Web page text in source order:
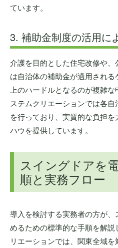
ています。
3. 補助金制度の活用に
介護を目的とした住宅改修や
は自治体の補助金が適用され
上のハードルとなるのが複雑
ステムクリエーションでは各
を行っており、実質的な負担
ハウを提供しています。
スイングドアを
順と実務フロー
導入を検討する実務者の方が
めるための標準的な手順を解
リエーションでは、関東全域